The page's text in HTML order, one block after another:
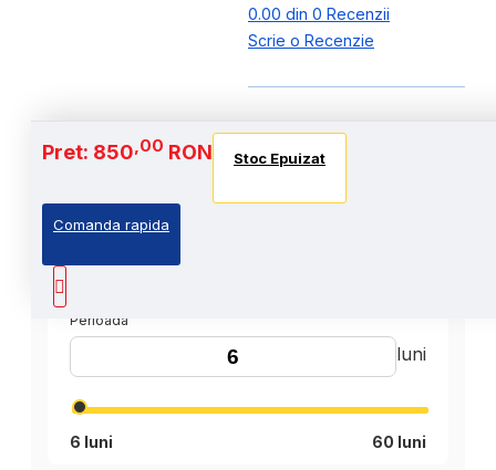
0.00 din 0 Recenzii
Scrie o Recenzie
Pret: 850,00 RON Stoc Epuizat
Comanda rapida
Perioada
luni
6 luni 60 luni